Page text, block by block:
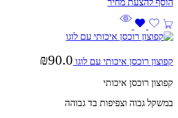
קפוצון רוכסן איכותי עם לוגו ₪90.0
קפוצון רוכסן איכותי
במשקל גבוה וצפיפות בד גבוהה